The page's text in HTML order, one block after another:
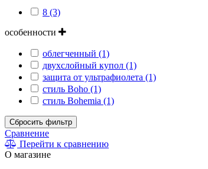
8 (3)
особенности
облегченный (1)
двухслойный купол (1)
защита от ультрафиолета (1)
стиль Boho (1)
стиль Bohemia (1)
Сбросить фильтр
Сравнение
Перейти к сравнению
О магазине